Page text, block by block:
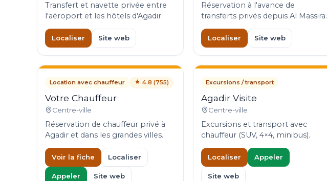
Transfert et navette privée entre
l'aéroport et les hôtels d'Agadir.
Localiser Site web
Réservation à l'avance de
transferts privés depuis Al Massira.
Localiser Site web
Location avec chauffeur 4.8 (755)
Votre Chauffeur
Centre-ville
Réservation de chauffeur privé à
Agadir et dans les grandes villes.
Voir la fiche Localiser
Appeler Site web
Excursions / transport
Agadir Visite
Centre-ville
Excursions et transport avec
chauffeur (SUV, 4×4, minibus).
Localiser Appeler
Site web